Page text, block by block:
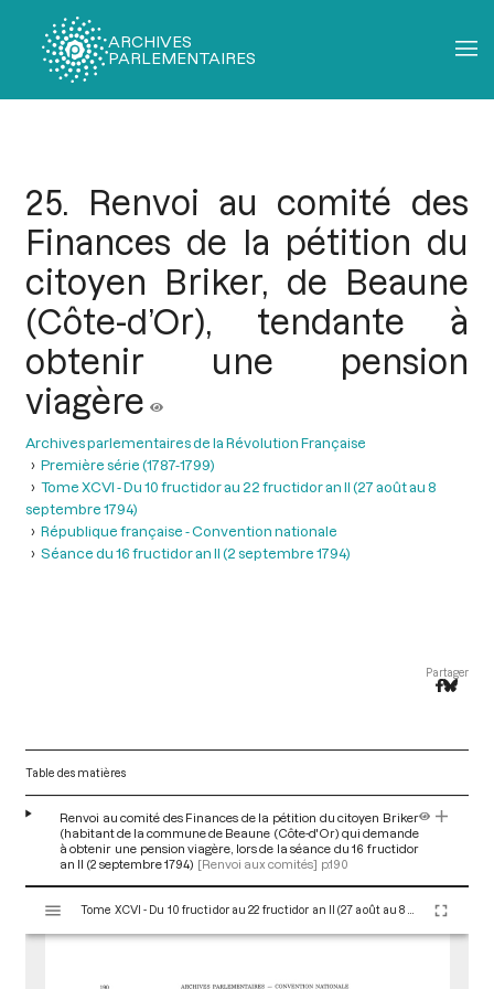
ARCHIVES
PARLEMENTAIRES
25. Renvoi au comité des
Finances de la pétition du
citoyen Briker, de Beaune
(Côte-d’Or), tendante à
obtenir une pension
viagère
Archives parlementaires de la Révolution Française
Première série (1787-1799)
Tome XCVI - Du 10 fructidor au 22 fructidor an II (27 août au 8
septembre 1794)
République française - Convention nationale
Séance du 16 fructidor an II (2 septembre 1794)
Partager
Table des matières
Renvoi au comité des Finances de la pétition du citoyen Briker
(habitant de la commune de Beaune (Côte-d'Or) qui demande
à obtenir une pension viagère, lors de la séance du 16 fructidor
an II (2 septembre 1794) [Renvoi aux comités] p.190
s